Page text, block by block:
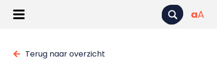
aA
Terug naar overzicht